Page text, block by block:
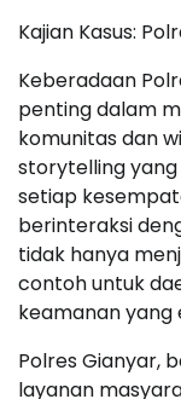
Kajian Kasus:
Keberadaan
penting dalam
komunitas dan
storytelling
setiap
berinteraksi
tidak hanya
contoh untuk
keamanan yang
Polres Gianyar,
layanan